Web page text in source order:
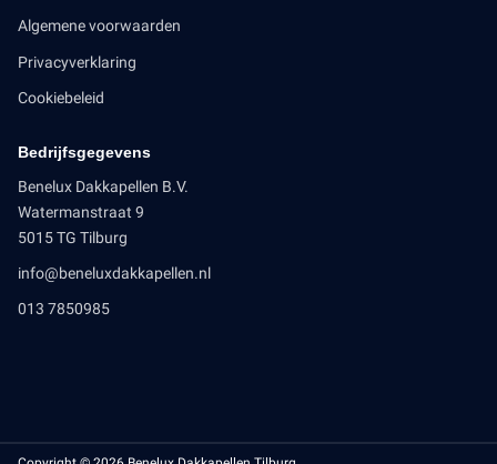
Algemene voorwaarden
Privacyverklaring
Cookiebeleid
Bedrijfsgegevens
Benelux Dakkapellen B.V.
Watermanstraat 9
5015 TG Tilburg
info@beneluxdakkapellen.nl
013 7850985